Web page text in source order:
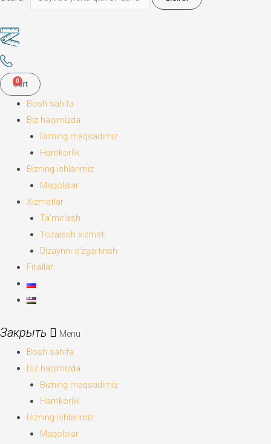
0
Cart
Bosh sahifa
Biz haqimizda
Bizning maqsadimiz
Hamkorlik
Bizning ishlarimiz
Maqolalar
Xizmatlar
Ta’mirlash
Tozalash xizmati
Dizaynni o’zgartirish
Filiallar
Menu
Bosh sahifa
Biz haqimizda
Bizning maqsadimiz
Hamkorlik
Bizning ishlarimiz
Maqolalar